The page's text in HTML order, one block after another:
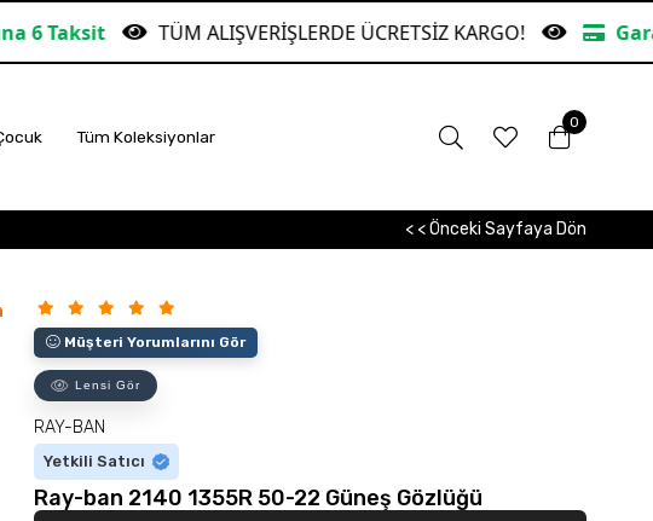
TÜM ALIŞVERİŞLERDE ÜCRETSİZ KARGO! Garanti Bankasına
Tüm Koleksiyonlar
0
< < Önceki Sayfaya Dön
Müşteri Yorumlarını Gör
Lensi Gör
RAY-BAN
Yetkili Satıcı
Ray-ban 2140 1355R 50-22 Güneş Gözlüğü